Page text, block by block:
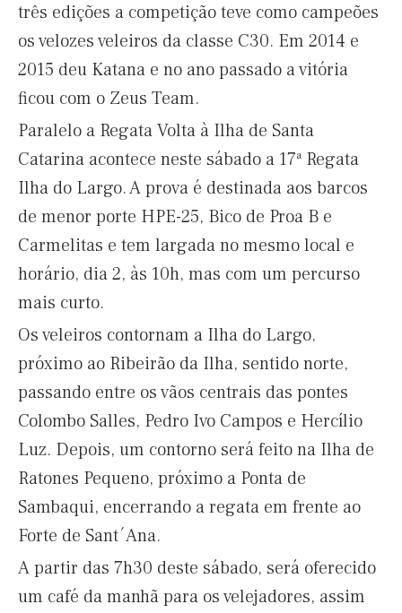
três edições a competição teve como campeões
os velozes veleiros da classe C30. Em 2014 e
2015 deu Katana e no ano passado a vitória
ficou com o Zeus Team.
Paralelo a Regata Volta à Ilha de Santa
Catarina acontece neste sábado a 17ª Regata
Ilha do Largo. A prova é destinada aos barcos
de menor porte HPE-25, Bico de Proa B e
Carmelitas e tem largada no mesmo local e
horário, dia 2, às 10h, mas com um percurso
mais curto.
Os veleiros contornam a Ilha do Largo,
próximo ao Ribeirão da Ilha, sentido norte,
passando entre os vãos centrais das pontes
Colombo Salles, Pedro Ivo Campos e Hercílio
Luz. Depois, um contorno será feito na Ilha de
Ratones Pequeno, próximo a Ponta de
Sambaqui, encerrando a regata em frente ao
Forte de Sant´Ana.
A partir das 7h30 deste sábado, será oferecido
um café da manhã para os velejadores, assim